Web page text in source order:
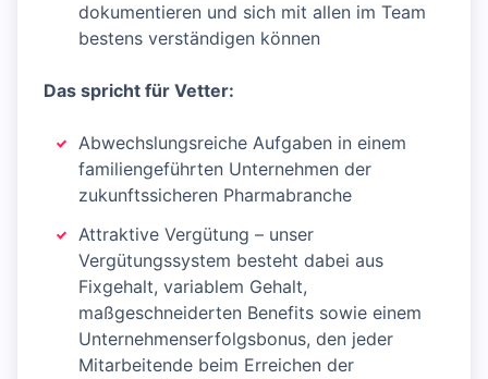
dokumentieren und sich mit allen im Team
bestens verständigen können
Das spricht für Vetter:
Abwechslungsreiche Aufgaben in einem
familiengeführten Unternehmen der
zukunftssicheren Pharmabranche
Attraktive Vergütung – unser
Vergütungssystem besteht dabei aus
Fixgehalt, variablem Gehalt,
maßgeschneiderten Benefits sowie einem
Unternehmenserfolgsbonus, den jeder
Mitarbeitende beim Erreichen der